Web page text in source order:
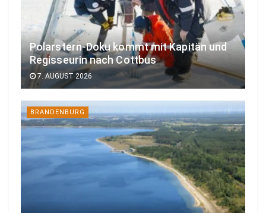
Polarstern-Doku kommt mit Kapitän und
Regisseurin nach Cottbus
7. AUGUST 2026
BRANDENBURG